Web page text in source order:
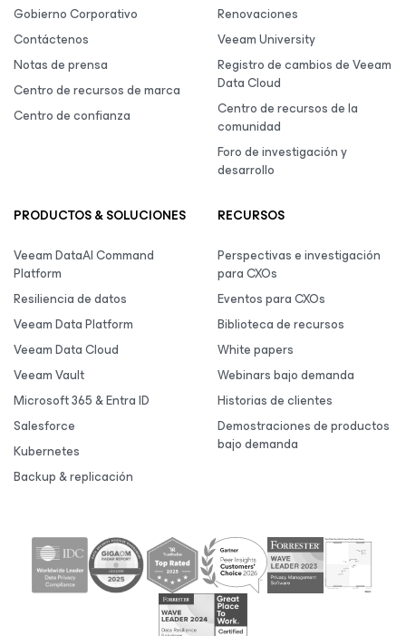
Gobierno Corporativo
Contáctenos
Notas de prensa
Centro de recursos de marca
Centro de confianza
Renovaciones
Veeam University
Registro de cambios de Veeam
Data Cloud
Centro de recursos de la
comunidad
Foro de investigación y
desarrollo
PRODUCTOS & SOLUCIONES
Veeam DataAI Command
Platform
Resiliencia de datos
Veeam Data Platform
Veeam Data Cloud
Veeam Vault
Microsoft 365 & Entra ID
Salesforce
Kubernetes
Backup & replicación
RECURSOS
Perspectivas e investigación
para CXOs
Eventos para CXOs
Biblioteca de recursos
White papers
Webinars bajo demanda
Historias de clientes
Demostraciones de productos
bajo demanda